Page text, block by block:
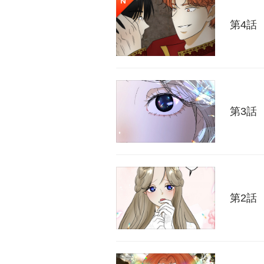
第4話
第3話
第2話